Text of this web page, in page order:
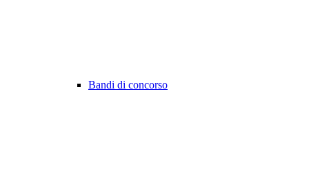
Bandi di concorso